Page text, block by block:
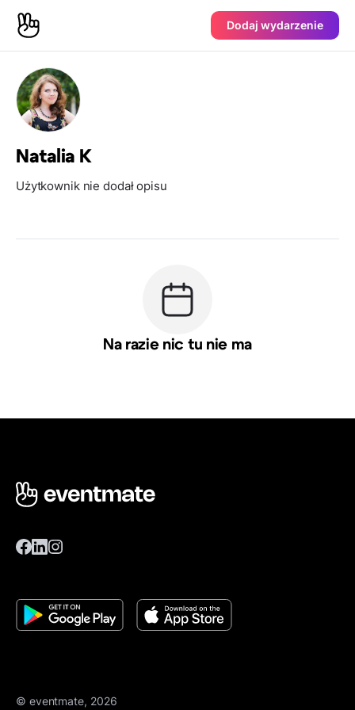
Dodaj wydarzenie
Natalia K
Użytkownik nie dodał opisu
Na razie nic tu nie ma
© eventmate, 2026